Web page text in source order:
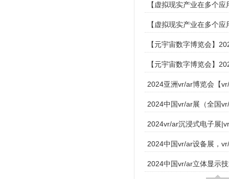
【虚拟现实产业在多个
【虚拟现实产业在多个
【元宇宙数字博览会】
【元宇宙数字博览会】
2024亚洲vr/ar博览会【
2024中国vr/ar展（全国
2024vr/ar沉浸式电子展
2024中国vr/ar设备展，
2024中国vr/ar立体显示